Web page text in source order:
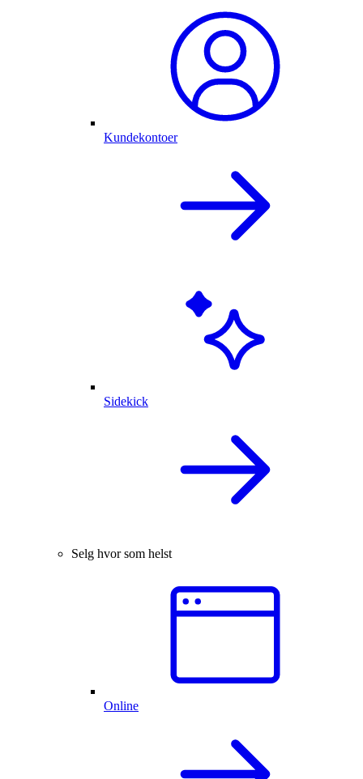
Kundekontoer
Sidekick
Selg hvor som helst
Online